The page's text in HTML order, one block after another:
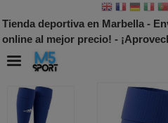
Tienda deportiva en Marbella -
online al mejor precio! -